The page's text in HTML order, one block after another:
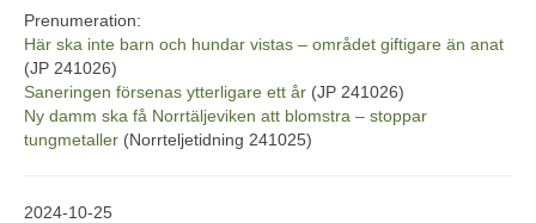
Prenumeration:
Här ska inte barn och hundar vistas – området giftigare än anat
(JP 241026)
Saneringen försenas ytterligare ett år (JP 241026)
Ny damm ska få Norrtäljeviken att blomstra – stoppar
tungmetaller (Norrteljetidning 241025)
2024-10-25